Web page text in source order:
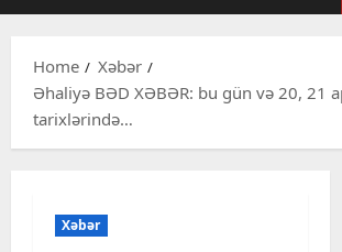
Home
Xəbər
Əhaliyə BƏD XƏBƏR: bu gün və 20, 21
tarixlərində…
Xəbər